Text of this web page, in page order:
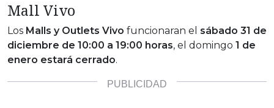
Mall Vivo
Los Malls y Outlets Vivo funcionaran el sábado 31 de
diciembre de 10:00 a 19:00 horas, el domingo 1 de
enero estará cerrado.